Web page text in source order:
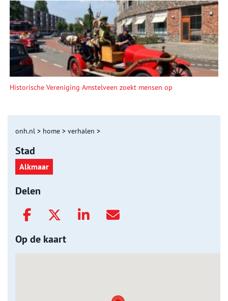
Historische Vereniging Amstelveen zoekt mensen op
onh.nl > home > verhalen >
Stad
Alkmaar
Delen
Op de kaart